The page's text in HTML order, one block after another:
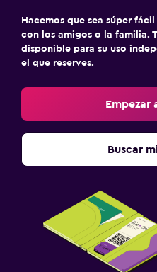
Hacemos que sea súper
con los amigos o la familia.
disponible para su uso
el que reserves.
Empezar
Buscar